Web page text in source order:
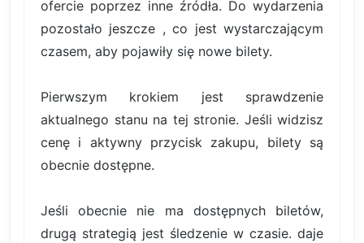
ofercie poprzez inne źródła. Do wydarzenia
pozostało jeszcze , co jest wystarczającym
czasem, aby pojawiły się nowe bilety.
Pierwszym krokiem jest sprawdzenie
aktualnego stanu na tej stronie. Jeśli widzisz
cenę i aktywny przycisk zakupu, bilety są
obecnie dostępne.
Jeśli obecnie nie ma dostępnych biletów,
drugą strategią jest śledzenie w czasie. daje